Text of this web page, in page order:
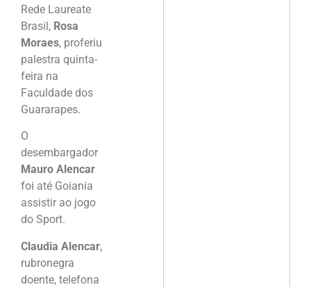
Rede Laureate
Brasil, Rosa
Moraes, proferiu
palestra quinta-
feira na
Faculdade dos
Guararapes.
O
desembargador
Mauro Alencar
foi até Goiania
assistir ao jogo
do Sport.
Claudia Alencar,
rubronegra
doente, telefona